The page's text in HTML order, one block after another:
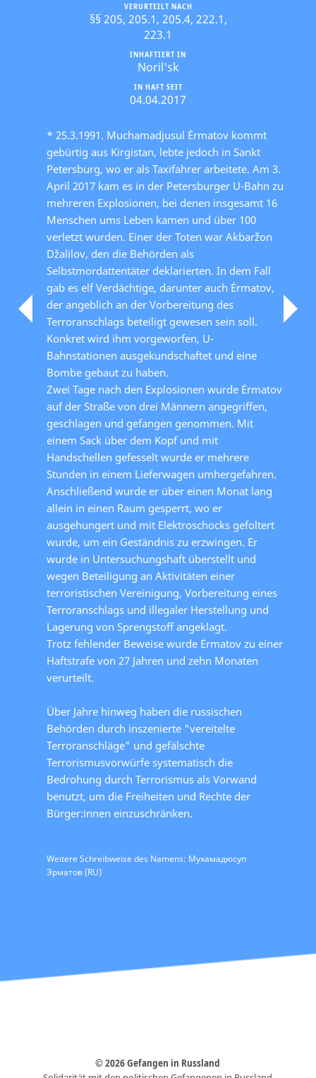
IN HAFT SEIT
04.04.2017
INHAFTIERT IN
Noril'sk
VERURTEILT NACH
§§ 205, 205.1, 205.4, 222.1,
223.1
* 25.3.1991. Muchamadjusul Ėrmatov kommt
gebürtig aus Kirgistan, lebte jedoch in Sankt
Petersburg, wo er als Taxifahrer arbeitete. Am 3.
April 2017 kam es in der Petersburger U-Bahn zu
mehreren Explosionen, bei denen insgesamt 16
Menschen ums Leben kamen und über 100
verletzt wurden. Einer der Toten war Akbaržon
Džalilov, den die Behörden als
Selbstmordattentäter deklarierten. In dem Fall
gab es elf Verdächtige, darunter auch Ėrmatov,
der angeblich an der Vorbereitung des
Terroranschlags beteiligt gewesen sein soll.
Konkret wird ihm vorgeworfen, U-
Bahnstationen ausgekundschaftet und eine
Bombe gebaut zu haben.
Zwei Tage nach den Explosionen wurde Ėrmatov
auf der Straße von drei Männern angegriffen,
geschlagen und gefangen genommen. Mit
einem Sack über dem Kopf und mit
Handschellen gefesselt wurde er mehrere
Stunden in einem Lieferwagen umhergefahren.
Anschließend wurde er über einen Monat lang
allein in einen Raum gesperrt, wo er
ausgehungert und mit Elektroschocks gefoltert
wurde, um ein Geständnis zu erzwingen. Er
wurde in Untersuchungshaft überstellt und
wegen Beteiligung an Aktivitäten einer
terroristischen Vereinigung, Vorbereitung eines
Terroranschlags und illegaler Herstellung und
Lagerung von Sprengstoff angeklagt.
Trotz fehlender Beweise wurde Ėrmatov zu einer
Haftstrafe von 27 Jahren und zehn Monaten
verurteilt.
Über Jahre hinweg haben die russischen
Behörden durch inszenierte "vereitelte
Terroranschläge" und gefälschte
Terrorismusvorwürfe systematisch die
Bedrohung durch Terrorismus als Vorwand
benutzt, um die Freiheiten und Rechte der
Bürger:innen einzuschränken.
Weitere Schreibweise des Namens: Мухамадюсуп
Эрматов (RU)
© 2026 Gefangen in Russland